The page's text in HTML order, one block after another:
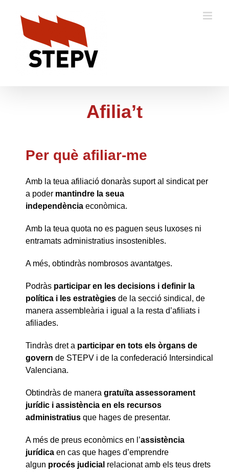
content
Afilia’t
Per què afiliar-me
Amb la teua afiliació donaràs suport al sindicat per
a poder mantindre la seua
independència econòmica.
Amb la teua quota no es paguen seus luxoses ni
entramats administratius insostenibles.
A més, obtindràs nombrosos avantatges.
Podràs participar en les decisions i definir la
política i les estratègies de la secció sindical, de
manera assembleària i igual a la resta d’afiliats i
afiliades.
Tindràs dret a participar en tots els òrgans de
govern de STEPV i de la confederació Intersindical
Valenciana.
Obtindràs de manera gratuïta assessorament
jurídic i assistència en els recursos
administratius que hages de presentar.
A més de preus econòmics en l’assistència
jurídica en cas que hages d’emprendre
algun procés judicial relacionat amb els teus drets